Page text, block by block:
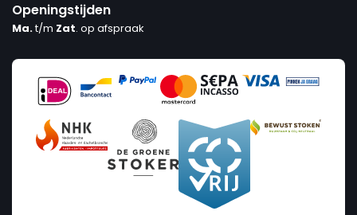
Openingstijden
Ma.t/m Zat. op afspraak